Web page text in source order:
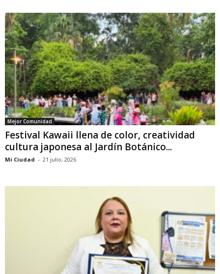
Mejor Comunidad
Festival Kawaii llena de color, creatividad
cultura japonesa al Jardín Botánico...
Mi Ciudad - 21 julio, 2026